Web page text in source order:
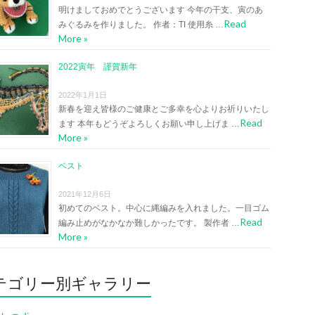
明けましておめでとうございます 今年の干支、寅のあ
みぐるみを作りました。 作者：TI 使用糸 …Read
More »
2022寅年 謹賀新年
2022年1月1日
新春を迎え皆様のご健康とご多幸を心よりお祈りいたし
ます 本年もどうぞよろしくお願い申し上げま …Read
More »
ベスト
2021年12月6日
初めてのベスト。中心に縄編みを入れました。一目ゴム
編み止めがなかなか難しかったです。 製作者 …Read
More »
ゴリー別ギャラリー